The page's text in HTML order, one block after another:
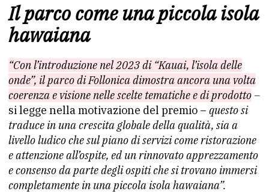
Il parco come una piccola isola
hawaiana
“Con l’introduzione nel 2023 di “Kauai, l’isola delle
onde”, il parco di Follonica dimostra ancora una volta
coerenza e visione nelle scelte tematiche e di prodotto–
si legge nella motivazione del premio – questo si
traduce in una crescita globale della qualità, sia a
livello ludico che sul piano di servizi come ristorazione
e attenzione all’ospite, ed un rinnovato apprezzamento
e consenso da parte degli ospiti che si trovano immersi
completamente in una piccola isola hawaiana”.